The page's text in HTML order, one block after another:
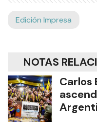
Edición Impresa
NOTAS
Carlos